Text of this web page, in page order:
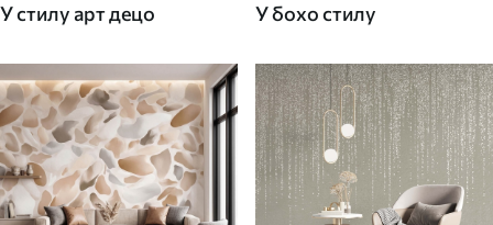
У стилу арт децо У бохо стилу